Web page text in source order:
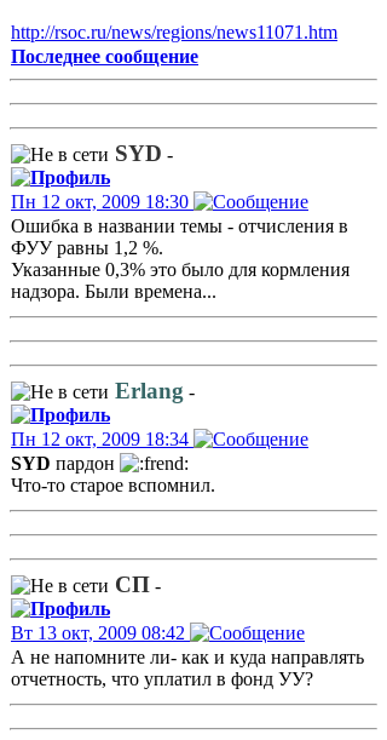
http://rsoc.ru/news/regions/news11071.htm
Последнее сообщение
SYD -
Пн 12 окт, 2009 18:30
Ошибка в названии темы - отчисления в
ФУУ равны 1,2 %.
Указанные 0,3% это было для кормления
надзора. Были времена...
Erlang -
Пн 12 окт, 2009 18:34
SYD пардон
Что-то старое вспомнил.
СП -
Вт 13 окт, 2009 08:42
А не напомните ли- как и куда направлять
отчетность, что уплатил в фонд УУ?